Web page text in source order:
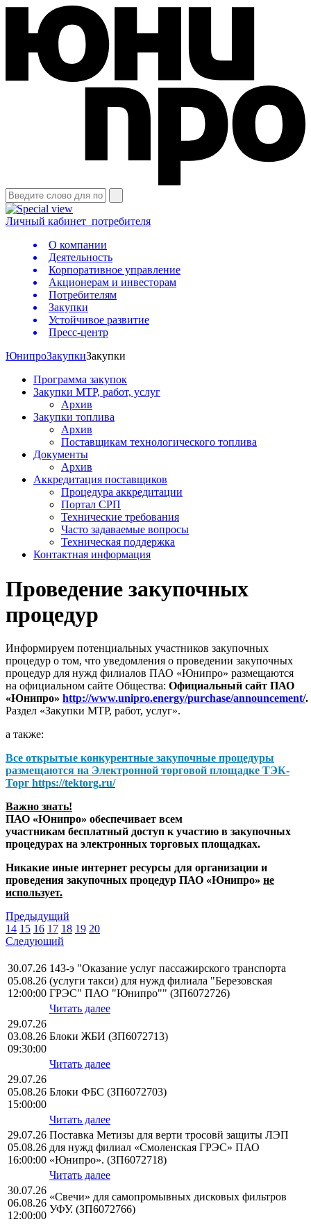
Личный кабинет потребителя
О компании
Деятельность
Корпоративное управление
Акционерам и инвесторам
Потребителям
Закупки
Устойчивое развитие
Пресс-центр
ЮнипроЗакупкиЗакупки
Программа закупок
Закупки МТР, работ, услуг
Архив
Закупки топлива
Архив
Поставщикам технологического топлива
Документы
Архив
Аккредитация поставщиков
Процедура аккредитации
Портал СРП
Технические требования
Часто задаваемые вопросы
Техническая поддержка
Контактная информация
Проведение закупочных
процедур
Информируем потенциальных участников закупочных
процедур о том, что уведомления о проведении закупочных
процедур для нужд филиалов ПАО «Юнипро» размещаются
на официальном сайте Общества: Официальный сайт ПАО
«Юнипро» http://www.unipro.energy/purchase/announcement/.
Раздел «Закупки МТР, работ, услуг».
а также:
Все открытые конкурентные закупочные процедуры
размещаются на Электронной торговой площадке ТЭК-
Торг https://tektorg.ru/
Важно знать!
ПАО «Юнипро» обеспечивает всем
участникам бесплатный доступ к участию в закупочных
процедурах на электронных торговых площадках.
Никакие иные интернет ресурсы для организации и
проведения закупочных процедур ПАО «Юнипро» не
использует.
Предыдущий
14 15 16 17 18 19 20
Следующий
30.07.26
05.08.26
12:00:00
143-э "Оказание услуг пассажирского транспорта
(услуги такси) для нужд филиала "Березовская
ГРЭС" ПАО "Юнипро"" (ЗП6072726)
Читать далее
29.07.26
03.08.26
09:30:00
Блоки ЖБИ (ЗП6072713)
Читать далее
29.07.26
05.08.26
15:00:00
Блоки ФБС (ЗП6072703)
Читать далее
29.07.26
05.08.26
16:00:00
Поставка Метизы для верти тросовй защиты ЛЭП
для нужд филиал «Смоленская ГРЭС» ПАО
«Юнипро». (ЗП6072718)
Читать далее
30.07.26
06.08.26
12:00:00
«Свечи» для самопромывных дисковых фильтров
УФУ. (ЗП6072766)